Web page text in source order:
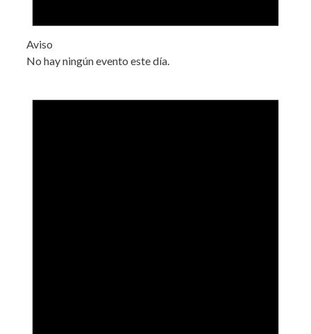
Aviso
No hay ningún evento este día.